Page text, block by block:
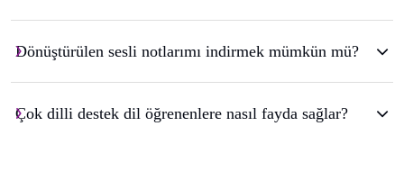
Dönüştürülen sesli notlarımı indirmek mümkün mü?
Çok dilli destek dil öğrenenlere nasıl fayda sağlar?